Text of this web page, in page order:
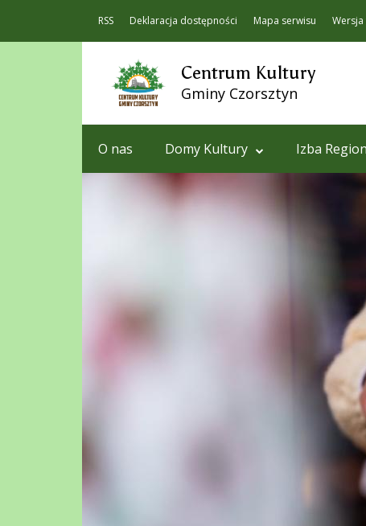
RSS Deklaracja dostępności Mapa serwisu
Centrum Kultury
Gminy Czorsztyn
O nas Domy Kultury Izba